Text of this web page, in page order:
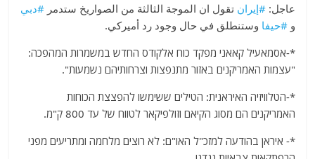
عاجل:#إيران تقول ان الموجة الثالثة من الصواريخ ستدمر#دبي
و#حيفا وستنطلق في حال وجود رد أميركي.
*-אסמאעיל קאאני מפקד כוח אלקודס החדש במשמרות המהפכה:
"עצמות האמריקנים באזור מתנפצות וצרחותיהם נשמעות".
*-הטלוויזיה האיראנית: הטילים ששימשו להפצצת הכוחות
האמריקנים הם מסוג הקיאם וזולפיקאר לטווח של עד 800 ק"מ.
*- איראן בהודעה למזכ"ל האו"ם: לא רוצים מלחמה ומתריעים מפני